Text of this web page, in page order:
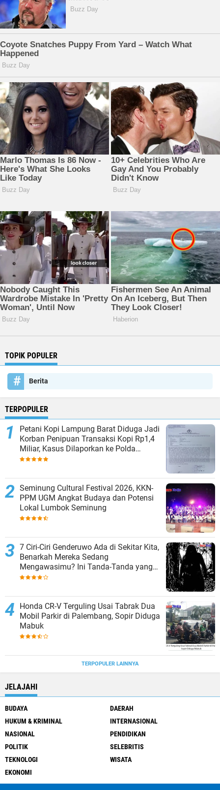
TOPIK POPULER
Berita
TERPOPULER
Petani Kopi Lampung Barat Diduga Jadi
Korban Penipuan Transaksi Kopi Rp1,4
Miliar, Kasus Dilaporkan ke Polda
Lampung
Seminung Cultural Festival 2026, KKN-
PPM UGM Angkat Budaya dan Potensi
Lokal Lumbok Seminung
7 Ciri-Ciri Genderuwo Ada di Sekitar Kita,
Benarkah Mereka Sedang
Mengawasimu? Ini Tanda-Tanda yang
Sering Diabaikan
Honda CR-V Terguling Usai Tabrak Dua
Mobil Parkir di Palembang, Sopir Diduga
Mabuk
TERPOPULER LAINNYA
JELAJAHI
BUDAYA
DAERAH
HUKUM & KRIMINAL
INTERNASIONAL
NASIONAL
PENDIDIKAN
POLITIK
SELEBRITIS
TEKNOLOGI
WISATA
EKONOMI